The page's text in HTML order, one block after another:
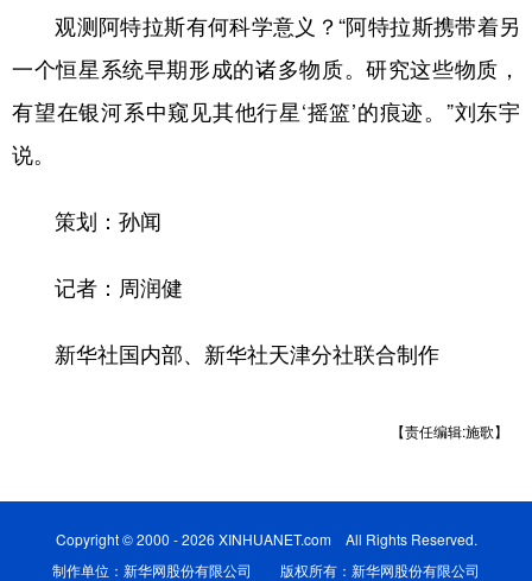
观测阿特拉斯有何科学意义？“阿特拉斯携带着另
一个恒星系统早期形成的诸多物质。研究这些物质，
有望在银河系中窥见其他行星‘摇篮’的痕迹。”刘东宇
说。
策划：孙闻
记者：周润健
新华社国内部、新华社天津分社联合制作
【责任编辑:施歌】
Copyright © 2000 - 2026 XINHUANET.com All Rights Reserved.
制作单位：新华网股份有限公司 版权所有：新华网股份有限公司